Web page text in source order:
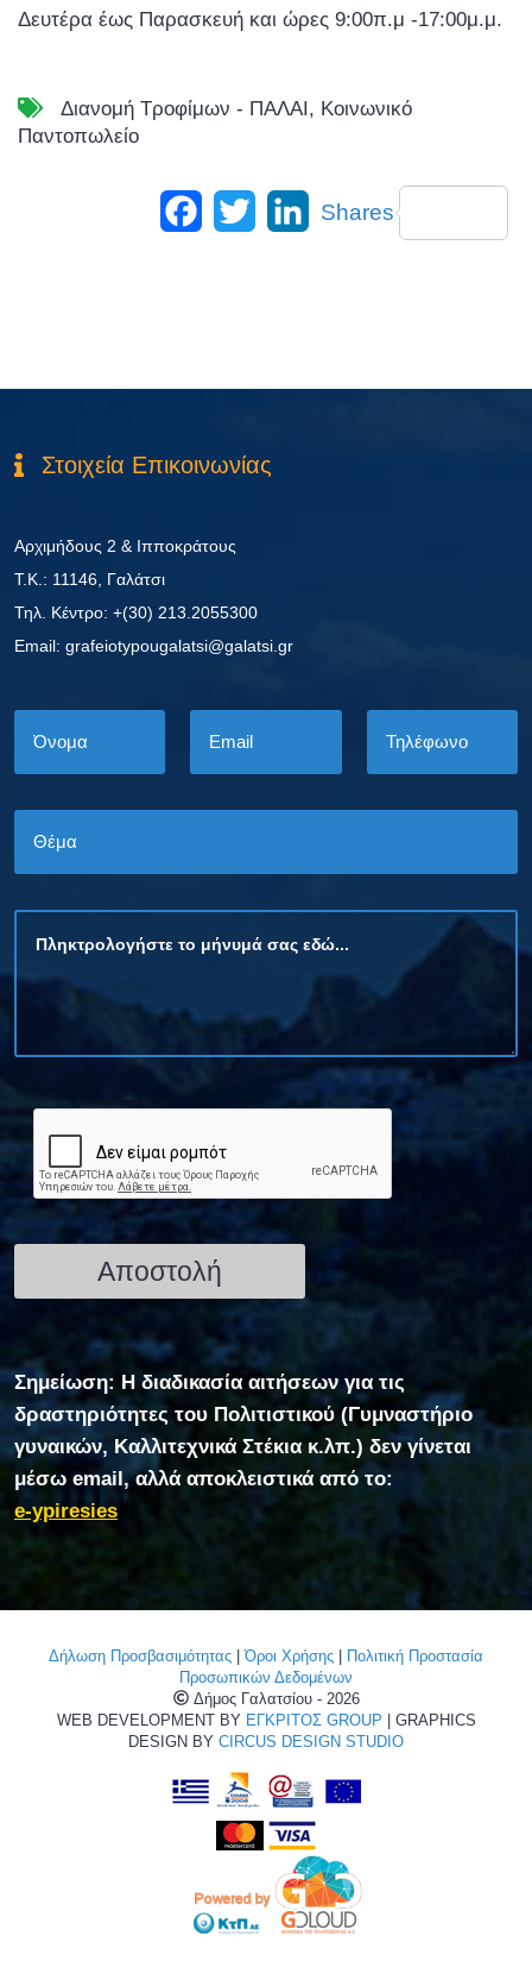
Δευτέρα έως Παρασκευή και ώρες 9:00π.μ -17:00μ.μ.
Διανομή Τροφίμων - ΠΑΛΑΙ, Κοινωνικό
Παντοπωλείο
Facebook
Twitter LinkedIn
Shares
Στοιχεία Επικοινωνίας
Αρχιμήδους 2 & Ιπποκράτους
Τ.Κ.: 11146, Γαλάτσι
Τηλ. Κέντρο: +(30) 213.2055300
Εmail: grafeiotypougalatsi@galatsi.gr
Σημείωση: Η διαδικασία αιτήσεων για τις
δραστηριότητες του Πολιτιστικού (Γυμναστήριο
γυναικών, Καλλιτεχνικά Στέκια κ.λπ.) δεν γίνεται
μέσω email, αλλά αποκλειστικά από το:
e-ypiresies
Δήλωση Προσβασιμότητας |Όροι Χρήσης
Πολιτική Προστασία
Προσωπικών Δεδομένων
Δήμος Γαλατσίου - 2026
WEB DEVELOPMENT BY ΕΓΚΡΙΤΟΣ GROUP | GRAPHICS
DESIGN BY CIRCUS DESIGN STUDIO